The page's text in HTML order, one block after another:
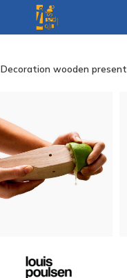
Decoration wooden present